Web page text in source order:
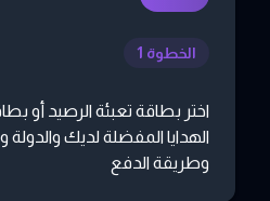
الخطوة 1
اختر بطاقة تعبئة الرصيد أو
الهدايا المفضلة لديك والدولة
وطريقة الدفع